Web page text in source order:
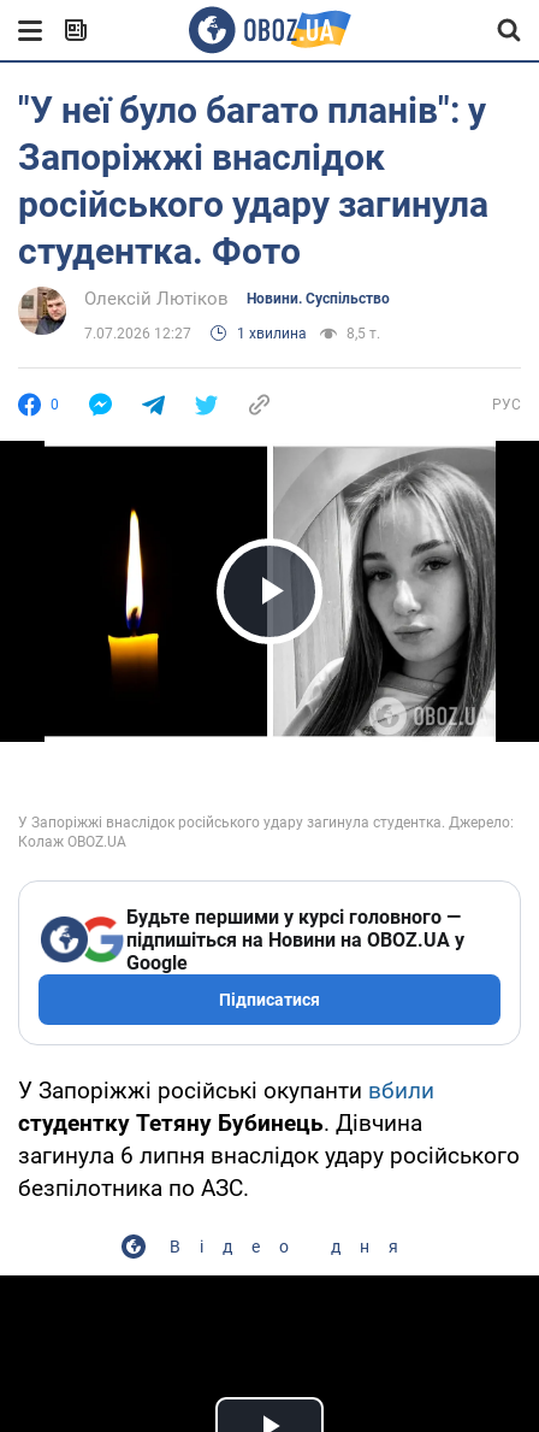
"У неї було багато планів": у
Запоріжжі внаслідок
російського удару загинула
студентка. Фото
Олексій Лютіков Новини. Суспільство
7.07.2026 12:27 1 хвилина 8,5 т.
0 РУС
Play Video
Будьте першими у курсі головного —
підпишіться на Новини на OBOZ.UA у
Google
Підписатися
У Запоріжжі російські окупанти вбили
студентку Тетяну Бубинець. Дівчина
загинула 6 липня внаслідок удару російського
безпілотника по АЗС.
Відео дня